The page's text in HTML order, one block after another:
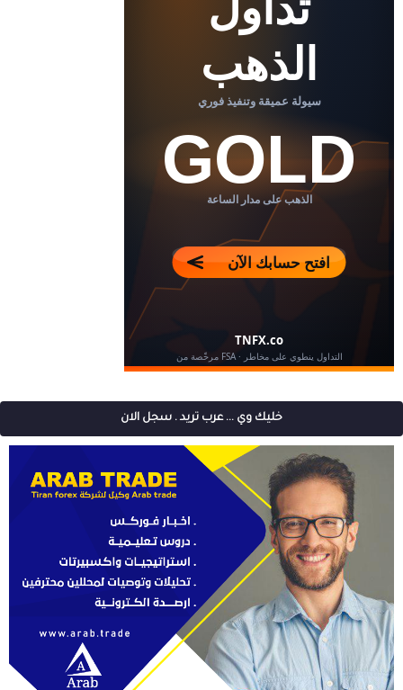
خليك وي ... عرب تريد . سجل الان